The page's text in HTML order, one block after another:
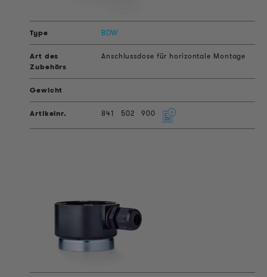
BDW
Anschlussdose für horizontale Montage
841 502 900